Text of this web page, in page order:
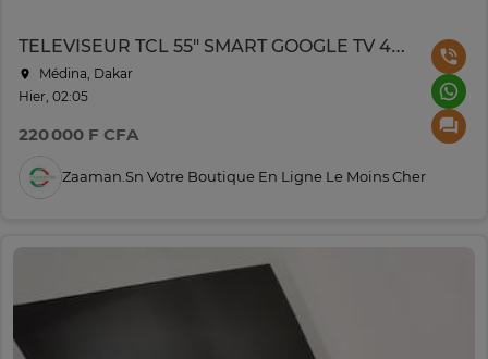
TELEVISEUR TCL 55" SMART GOOGLE TV 4K UHD 55V6B
Médina, Dakar
Hier, 02:05
220 000 F CFA
Zaaman.sn Votre Boutique En Ligne Le Moins Cher